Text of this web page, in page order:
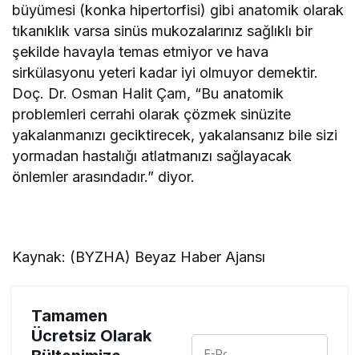
büyümesi (konka hipertorfisi) gibi anatomik olarak
tıkanıklık varsa sinüs mukozalarınız sağlıklı bir
şekilde havayla temas etmiyor ve hava
sirkülasyonu yeteri kadar iyi olmuyor demektir.
Doç. Dr. Osman Halit Çam, “Bu anatomik
problemleri cerrahi olarak çözmek sinüzite
yakalanmanızı geciktirecek, yakalansanız bile sizi
yormadan hastalığı atlatmanızı sağlayacak
önlemler arasındadır.” diyor.
Kaynak: (BYZHA) Beyaz Haber Ajansı
Tamamen
Ücretsiz Olarak